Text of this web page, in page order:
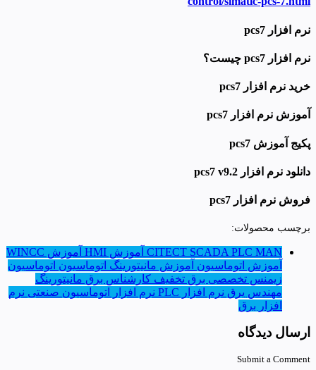
نرم افزار pcs7
نرم افزار pcs7 چیست؟
خرید نرم افزار pcs7
آموزش نرم افزار pcs7
پکیج آموزش pcs7
دانلود نرم افزار pcs7 v9.2
فروش نرم افزار pcs7
برچسب محصولات:
CITECT SCADA PLC MAN آموزش HMI
آموزش WINCC
آموزش اتوماسیون آموزش مانیتورینگ اتوماسیون اتوماسیون
زیمنس تخصصی برق تخفیف کارشناس برق مانیتورینگ
مهندس یرق نرم افزار PLC نرم افزار اتوماسیون صنعتی نرم
افزار برق
ارسال دیدگاه
Submit a Comment